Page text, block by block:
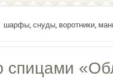
шарфы, снуды, воротники,
спицами